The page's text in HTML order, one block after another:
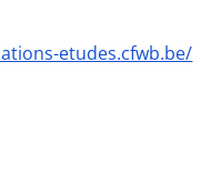
etudes.cfwb.be/